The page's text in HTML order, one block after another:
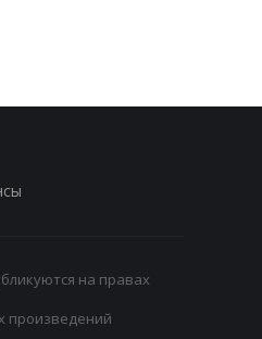
на правах
произведений